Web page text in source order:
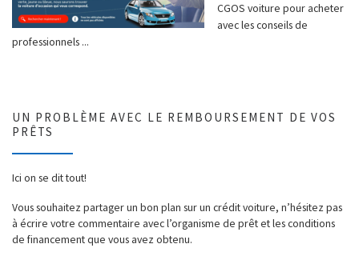
CGOS voiture pour acheter
avec les conseils de
professionnels ...
UN PROBLÈME AVEC LE REMBOURSEMENT DE VOS
PRÊTS
Ici on se dit tout!
Vous souhaitez partager un bon plan sur un crédit voiture, n’hésitez pas
à écrire votre commentaire avec l’organisme de prêt et les conditions
de financement que vous avez obtenu.